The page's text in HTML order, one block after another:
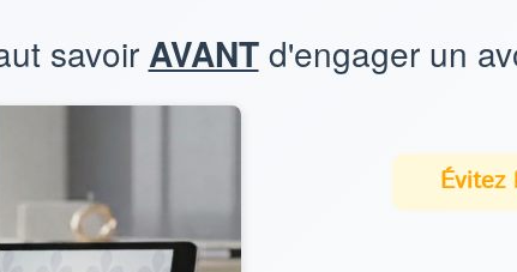
savoir AVANTd'engager un
Évitez